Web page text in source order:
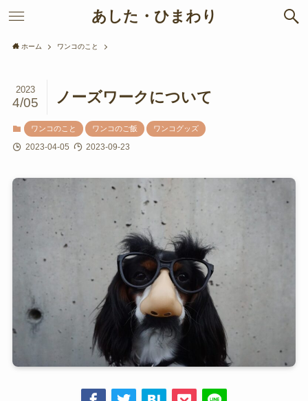
あした・ひまわり
ホーム ワンコのこと
ノーズワークについて
2023
4/05
ワンコのこと ワンコのご飯 ワンコグッズ
2023-04-05 2023-09-23